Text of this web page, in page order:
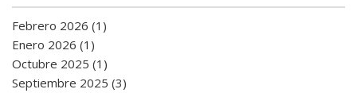
Febrero 2026 (1)
Enero 2026 (1)
Octubre 2025 (1)
Septiembre 2025 (3)